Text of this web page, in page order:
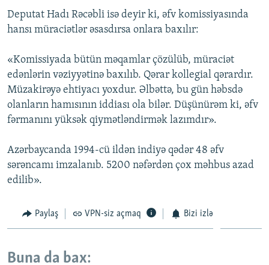
Deputat Hadı Rəcəbli isə deyir ki, əfv komissiyasında
hansı müraciətlər əsasdırsa onlara baxılır:
«Komissiyada bütün məqamlar çözülüb, müraciət
edənlərin vəziyyətinə baxılıb. Qərar kollegial qərardır.
Müzakirəyə ehtiyacı yoxdur. Əlbəttə, bu gün həbsdə
olanların hamısının iddiası ola bilər. Düşünürəm ki, əfv
fərmanını yüksək qiymətləndirmək lazımdır».
Azərbaycanda 1994-cü ildən indiyə qədər 48 əfv
sərəncamı imzalanıb. 5200 nəfərdən çox məhbus azad
edilib».
Paylaş VPN-siz açmaq Bizi izlə
Buna da bax: